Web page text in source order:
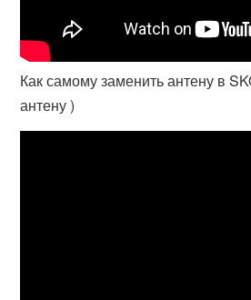
Как самому заменить антену в
антену )